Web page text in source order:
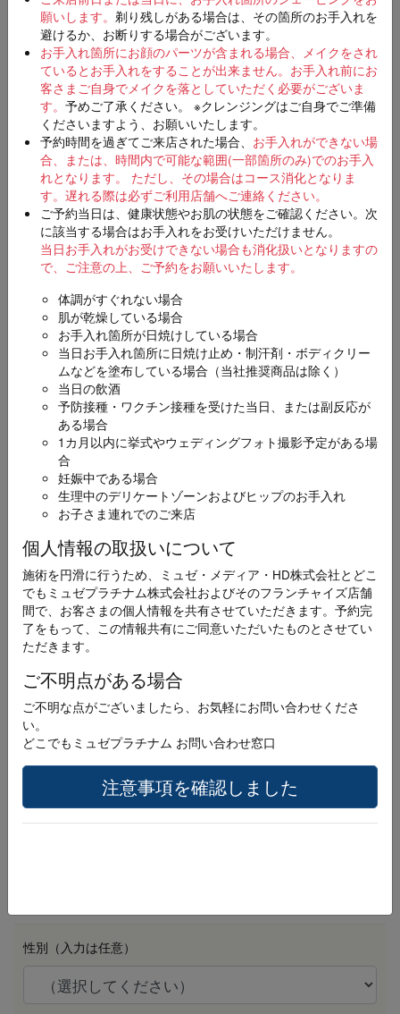
願いします。 剃り残しがある場合は、その箇所のお手入れを
避けるか、お断りする場合がございます。
お手入れ箇所にお顔のパーツが含まれる場合、メイクをされ
ているとお手入れをすることが出来ません。お手入れ前にお
客さまご自身でメイクを落としていただく必要がございま
す。 予めご了承ください。 ※クレンジングはご自身でご準備
くださいますよう、お願いいたします。
予約時間を過ぎてご来店された場合、 お手入れができない場
合、または、時間内で可能な範囲(一部箇所のみ)でのお手入
れとなります。 ただし、その場合はコース消化となりま
す。 遅れる際は必ずご利用店舗へご連絡ください。
ご予約当日は、健康状態やお肌の状態をご確認ください。次
に該当する場合はお手入れをお受けいただけません。
当日お手入れがお受けできない場合も消化扱いとなりますの
で、ご注意の上、ご予約をお願いいたします。
体調がすぐれない場合
肌が乾燥している場合
お手入れ箇所が日焼けしている場合
当日お手入れ箇所に日焼け止め・制汗剤・ボディクリー
ムなどを塗布している場合（当社推奨商品は除く）
当日の飲酒
予防接種・ワクチン接種を受けた当日、または副反応が
ある場合
1カ月以内に挙式やウェディングフォト撮影予定がある場
合
妊娠中である場合
生理中のデリケートゾーンおよびヒップのお手入れ
お子さま連れでのご来店
個人情報の取扱いについて
施術を円滑に行うため、ミュゼ・メディア・HD株式会社とどこ
でもミュゼプラチナム株式会社およびそのフランチャイズ店舗
間で、お客さまの個人情報を共有させていただきます。予約完
了をもって、この情報共有にご同意いただいたものとさせてい
ただきます。
ご不明点がある場合
ご不明な点がございましたら、お気軽にお問い合わせくださ
い。
どこでもミュゼプラチナム お問い合わせ窓口
注意事項を確認しました
必須 ご希望日時第一希望
第二希望（入力は任意）
第三希望（入力は任意）
必須 お名前
必須 ふりがな
必須 メールアドレス
必須
性別（入力は任意）